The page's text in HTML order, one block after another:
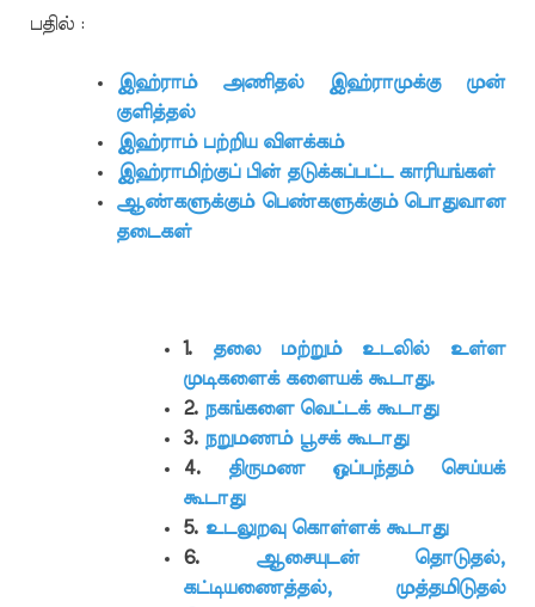
பதில் :
இஹ்ராம் அணிதல் இஹ்ராமுக்கு முன்
குளித்தல்
இஹ்ராம் பற்றிய விளக்கம்
இஹ்ராமிற்குப் பின் தடுக்கப்பட்ட காரியங்கள்
ஆண்களுக்கும் பெண்களுக்கும் பொதுவான
தடைகள்
1. தலை மற்றும் உடலில் உள்ள
முடிகளைக் களையக் கூடாது.
2. நகங்களை வெட்டக் கூடாது
3. நறுமணம் பூசக் கூடாது
4. திருமண ஒப்பந்தம் செய்யக்
கூடாது
5. உடலுறவு கொள்ளக் கூடாது
6. ஆசையுடன் தொடுதல்,
கட்டியணைத்தல், முத்தமிடுதல்